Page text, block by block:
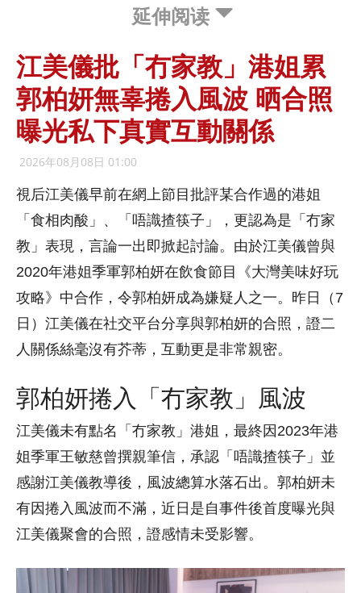
延伸阅读
江美儀批「冇家教」港姐累
郭柏妍無辜捲入風波 晒合照
曝光私下真實互動關係
2026年08月08日 01:00
視后江美儀早前在網上節目批評某合作過的港姐
「食相肉酸」、「唔識揸筷子」，更認為是「冇家
教」表現，言論一出即掀起討論。由於江美儀曾與
2020年港姐季軍郭柏妍在飲食節目《大灣美味好玩
攻略》中合作，令郭柏妍成為嫌疑人之一。昨日（7
日）江美儀在社交平台分享與郭柏妍的合照，證二
人關係絲毫沒有芥蒂，互動更是非常親密。
郭柏妍捲入「冇家教」風波
江美儀未有點名「冇家教」港姐，最終因2023年港
姐季軍王敏慈曾撰親筆信，承認「唔識揸筷子」並
感謝江美儀教導後，風波總算水落石出。郭柏妍未
有因捲入風波而不滿，近日是自事件後首度曝光與
江美儀聚會的合照，證感情未受影響。